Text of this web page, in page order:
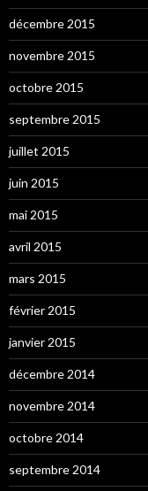
décembre 2015
novembre 2015
octobre 2015
septembre 2015
juillet 2015
juin 2015
mai 2015
avril 2015
mars 2015
février 2015
janvier 2015
décembre 2014
novembre 2014
octobre 2014
septembre 2014